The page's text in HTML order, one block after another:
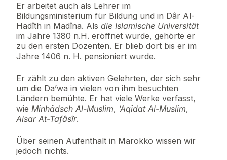
Er arbeitet auch als Lehrer im
Bildungsministerium für Bildung und in Dâr Al-
Hadîth in Madîna. Als die Islamische Universität
im Jahre 1380 n.H. eröffnet wurde, gehörte er
zu den ersten Dozenten. Er blieb dort bis er im
Jahre 1406 n. H. pensioniert wurde.
Er zählt zu den aktiven Gelehrten, der sich sehr
um die Da’wa in vielen von ihm besuchten
Ländern bemühte. Er hat viele Werke verfasst,
wie Minhâdsch Al-Muslim, ‘Aqîdat Al-Muslim,
Aisar At-Tafâsîr.
Über seinen Aufenthalt in Marokko wissen wir
jedoch nichts.